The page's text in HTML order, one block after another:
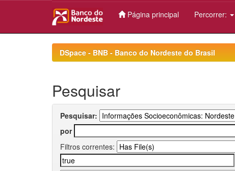
Página principal Percorrer:
DSpace - BNB - Banco do Nordeste do Brasil
Pesquisar
Pesquisar:
por
Filtros correntes: